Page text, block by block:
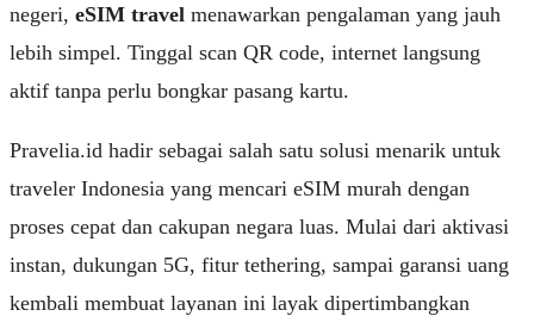
negeri, eSIM travel menawarkan pengalaman yang jauh
lebih simpel. Tinggal scan QR code, internet langsung
aktif tanpa perlu bongkar pasang kartu.
Pravelia.id hadir sebagai salah satu solusi menarik untuk
traveler Indonesia yang mencari eSIM murah dengan
proses cepat dan cakupan negara luas. Mulai dari aktivasi
instan, dukungan 5G, fitur tethering, sampai garansi uang
kembali membuat layanan ini layak dipertimbangkan